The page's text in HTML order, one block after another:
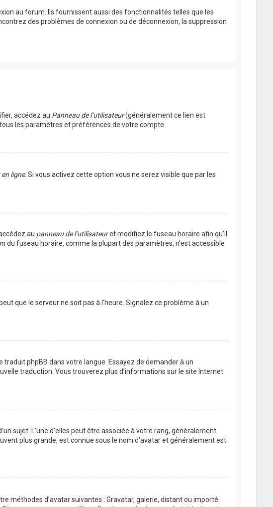
au forum. Ils fournissent aussi des fonctionnalités telles que les
des problèmes de connexion ou de déconnexion, la suppression
accédez au Panneau de l’utilisateur(généralement ce lien est
les paramètres et préférences de votre compte.
ligne. Si vous activez cette option vous ne serez visible que par les
au panneau de l’utilisateuret modifiez le fuseau horaire afin qu’il
du fuseau horaire, comme la plupart des paramètres, n’est accessible
que le serveur ne soit pas à l’heure. Signalez ce problème à un
traduit phpBB dans votre langue. Essayez de demander à un
traduction. Vous trouverez plus d’informations sur le site Internet
sujet. L’une d’elles peut être associée à votre rang, généralement
plus grande, est connue sous le nom d’avatar et généralement est
méthodes d’avatar suivantes : Gravatar, galerie, distant ou importé.